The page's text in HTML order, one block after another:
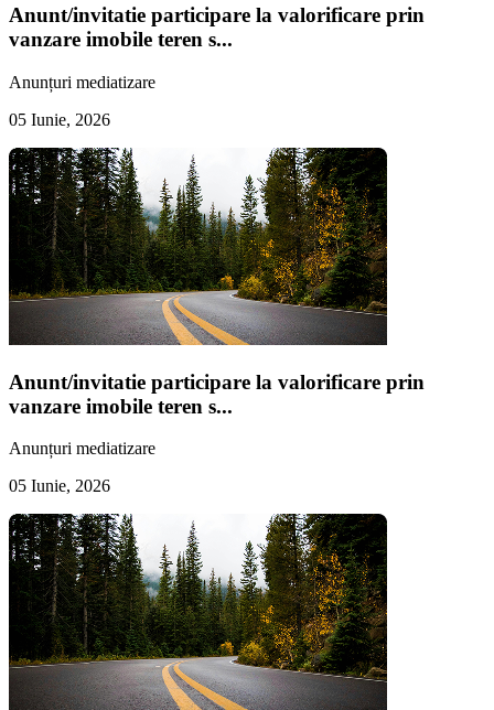
Anunt/invitatie participare la valorificare prin
vanzare imobile teren s...
Anunțuri mediatizare
05 Iunie, 2026
Anunt/invitatie participare la valorificare prin
vanzare imobile teren s...
Anunțuri mediatizare
05 Iunie, 2026